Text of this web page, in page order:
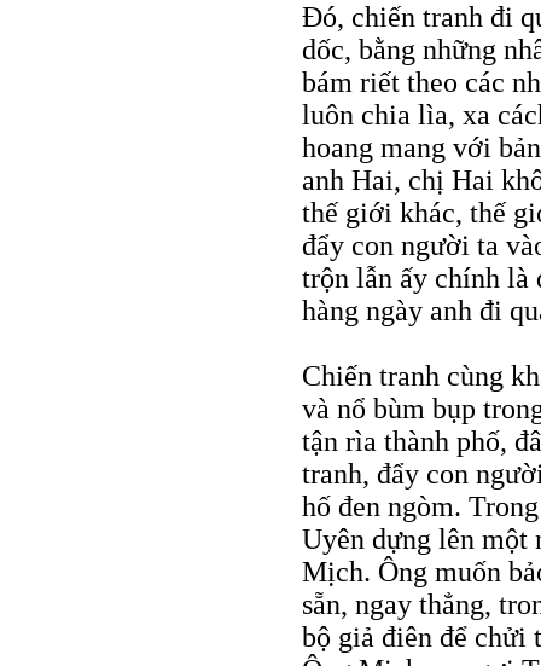
Ðó, chiến tranh đi
dốc, bằng những
bám riết theo các
luôn chia lìa, xa
hoang mang với
anh Hai, chị Hai
thế giới khác, thế
đẩy con người ta
trộn lẫn ấy chính là
hàng ngày anh đi
Chiến tranh cùng
và nổ bùm bụp
tận rìa thành phố,
tranh, đẩy con
hố đen ngòm.
Uyên dựng lên một
Mịch. Ông muốn
sẵn, ngay thẳng,
bộ giả điên để chửi